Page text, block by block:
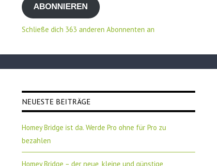
AdresseABONNIEREN
Schließe dich 363 anderen Abonnenten an
NEUESTE BEITRÄGE
Homey Bridge ist da. Werde Pro ohne für Pro zu
bezahlen
Homey Bridge – der neue, kleine und günstige